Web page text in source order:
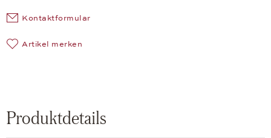
Kontaktformular
Artikel merken
Produktdetails